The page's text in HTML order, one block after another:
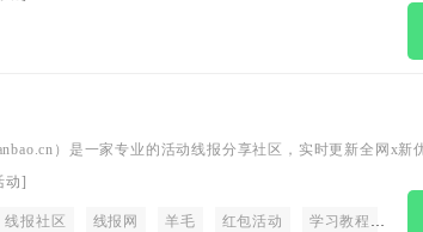
）是一家专业的活动线报分享社区，实时更新全网x新
线报、x新优惠线报，还是详细的线报攻略，这里都能满足您
红包任务、精品软件和学习教程，我们助您第一时间掌握x新优
线报服务。立即加入，开启您的专属线报之旅！
动]
线报社区 线报网 羊毛 红包活动 学习教程 创